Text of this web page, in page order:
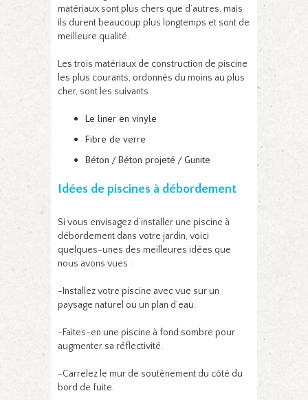
matériaux sont plus chers que d’autres, mais
ils durent beaucoup plus longtemps et sont de
meilleure qualité.
Les trois matériaux de construction de piscine
les plus courants, ordonnés du moins au plus
cher, sont les suivants
Le liner en vinyle
Fibre de verre
Béton / Béton projeté / Gunite
Idées de piscines à débordement
Si vous envisagez d’installer une piscine à
débordement dans votre jardin, voici
quelques-unes des meilleures idées que
nous avons vues :
-Installez votre piscine avec vue sur un
paysage naturel ou un plan d’eau.
-Faites-en une piscine à fond sombre pour
augmenter sa réflectivité.
-Carrelez le mur de soutènement du côté du
bord de fuite.